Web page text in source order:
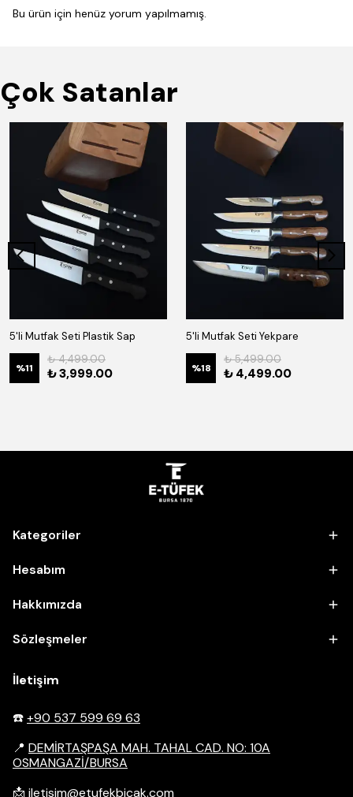
Bu ürün için henüz yorum yapılmamış.
Çok Satanlar
5'li Mutfak Seti Plastik Sap
%11
₺ 4,499.00
₺ 3,999.00
5'li Mutfak Seti Yekpare
%18
₺ 5,499.00
₺ 4,499.00
Kategoriler
Hesabım
Hakkımızda
Sözleşmeler
İletişim
☎️+90 537 599 69 63
📍 DEMİRTAŞPAŞA MAH. TAHAL CAD. NO: 10A
OSMANGAZİ/BURSA
📩 iletisim@etufekbicak.com